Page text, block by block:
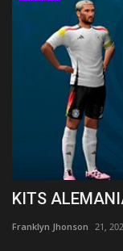
KITS
Franklyn Jhonson 21,